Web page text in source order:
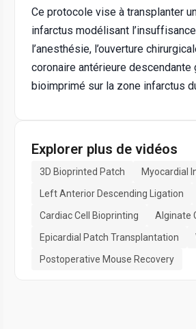
Ce protocole vise à transplanter
infarctus modélisant
l’anesthésie, l’ouverture
coronaire antérieure descendante
bioimprimé sur la zone infarctus
Explorer plus de vidéos
3D Bioprinted Patch Myocardial
Left Anterior Descending Ligation
Cardiac Cell Bioprinting
Alginate
Epicardial Patch Transplantation
Postoperative Mouse Recovery